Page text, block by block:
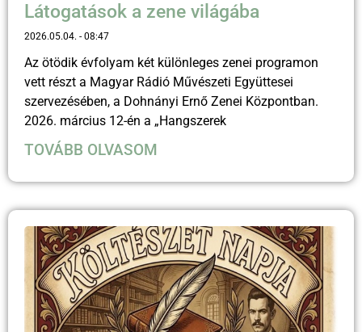
Látogatások a zene világába
2026.05.04. 08:47
Az ötödik évfolyam két különleges zenei programon
vett részt a Magyar Rádió Művészeti Együttesei
szervezésében, a Dohnányi Ernő Zenei Központban.
2026. március 12-én a „Hangszerek
TOVÁBB OLVASOM